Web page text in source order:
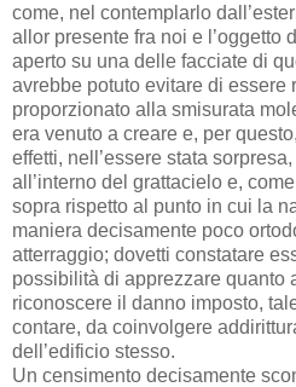
come, nel contemplarlo
allor presente fra noi e l’oggetto
aperto su una delle facciate di
avrebbe potuto evitare di essere
proporzionato alla smisurata
era venuto a creare e, per
effetti, nell’essere stata
all’interno del grattacielo e,
sopra rispetto al punto in cui la
maniera decisamente poco
atterraggio; dovetti constatare
possibilità di apprezzare quanto
riconoscere il danno imposto,
contare, da coinvolgere
dell’edificio stesso.
Un censimento decisamente